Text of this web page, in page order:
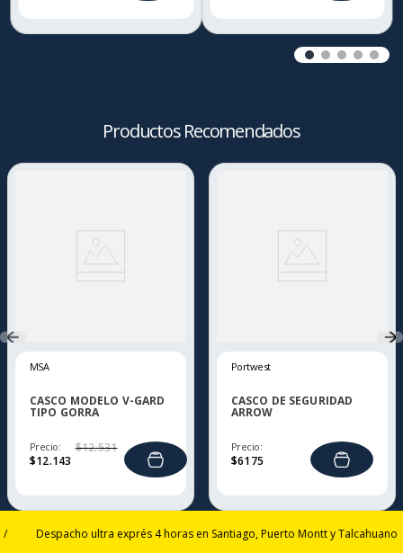
Productos Recomendados
MSA
CASCO MODELO V-GARD
TIPO GORRA
Precio:
$12.143
$12.531
Portwest
CASCO DE SEGURIDAD
ARROW
Precio:
$6175
ultra exprés 4 horas en Santiago, Puerto Montt y Talcahuano /